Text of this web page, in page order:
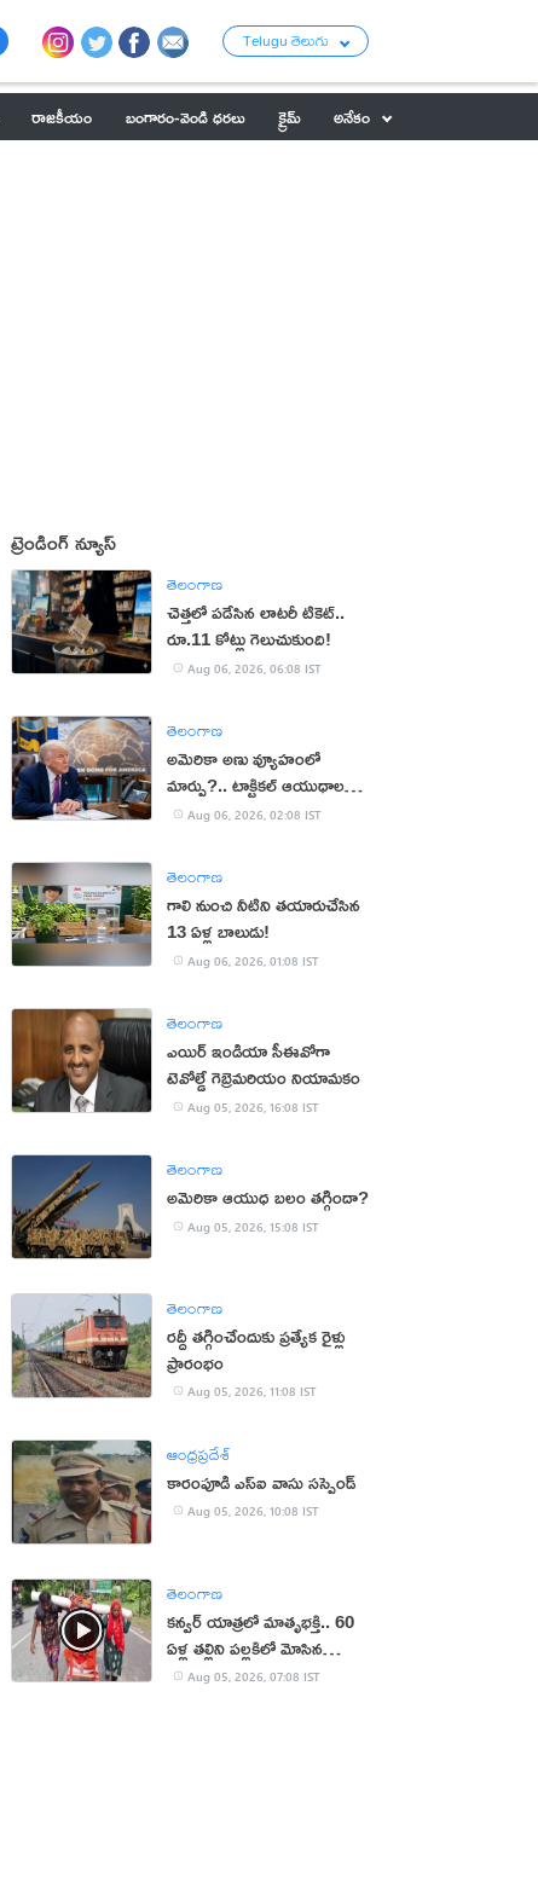
Telugu తెలుగు
రాజకీయం బంగారం-వెండి ధరలు క్రైమ్
అనేకం
ట్రెండింగ్ న్యూస్
తెలంగాణ
చెత్తలో పడేసిన లాటరీ టికెట్..
రూ.11 కోట్లు గెలుచుకుంది!
Aug 06, 2026, 06:08 IST
తెలంగాణ
అమెరికా అణు వ్యూహంలో
మార్పు?.. టాక్టికల్ ఆయుధాలకు
ప్రాధాన్యం!
Aug 06, 2026, 02:08 IST
తెలంగాణ
గాలి నుంచి నీటిని తయారుచేసిన
13 ఏళ్ల బాలుడు!
Aug 06, 2026, 01:08 IST
తెలంగాణ
ఎయిర్ ఇండియా సీఈవోగా
టెవోల్డే గెబ్రెమరియం నియామకం
Aug 05, 2026, 16:08 IST
తెలంగాణ
అమెరికా ఆయుధ బలం తగ్గిందా?
Aug 05, 2026, 15:08 IST
తెలంగాణ
రద్దీ తగ్గించేందుకు ప్రత్యేక రైళ్లు
ప్రారంభం
Aug 05, 2026, 11:08 IST
ఆంధ్రప్రదేశ్
కారంపూడి ఎస్ఐ వాసు స‌స్పెండ్‌
Aug 05, 2026, 10:08 IST
తెలంగాణ
కన్వర్ యాత్రలో మాతృభక్తి.. 60
ఏళ్ల తల్లిని పల్లకిలో మోసిన
కొడుకు, కోడలు!
Aug 05, 2026, 07:08 IST